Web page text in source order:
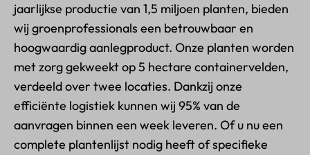
jaarlijkse productie van 1,5 miljoen planten, bieden
wij groenprofessionals een betrouwbaar en
hoogwaardig aanlegproduct. Onze planten worden
met zorg gekweekt op 5 hectare containervelden,
verdeeld over twee locaties. Dankzij onze
efficiënte logistiek kunnen wij 95% van de
aanvragen binnen een week leveren. Of u nu een
complete plantenlijst nodig heeft of specifieke